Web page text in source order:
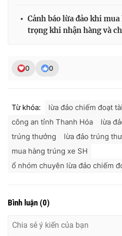
Cảnh báo lừa đảo khi
trọng khi nhận hàng và
0 0
Từ khóa:
lừa đảo chiếm đoạt
công an tỉnh Thanh Hóa
lừa
trúng thưởng
lừa đảo trúng
mua hàng trúng xe SH
ổ nhóm chuyên lừa đảo chiếm
Bình luận (0)